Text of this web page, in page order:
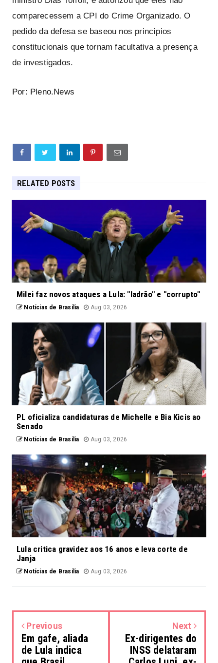
comparecessem a CPI do Crime Organizado. O
pedido da defesa se baseou nos princípios
constitucionais que tornam facultativa a presença
de investigados.
Por: Pleno.News
RELATED POSTS
Milei faz novos ataques a Lula: "ladrão" e "corrupto"
Notícias de Brasília Aug 03, 2026
PL oficializa candidaturas de Michelle e Bia Kicis ao
Senado
Notícias de Brasília Aug 03, 2026
Lula critica gravidez aos 16 anos e leva corte de
Janja
Notícias de Brasília Aug 03, 2026
Previous
Em gafe, aliada
de Lula indica
Next
Ex-dirigentes do
INSS delataram